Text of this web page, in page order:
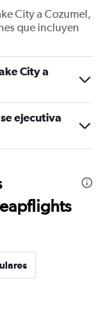
City a Cozumel,
que incluyen
City a
ejecutiva